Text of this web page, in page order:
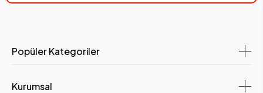
Popüler Kategoriler
Kurumsal